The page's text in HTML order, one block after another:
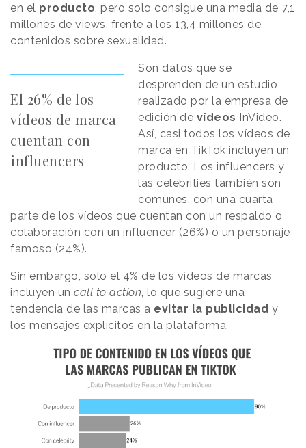
en el producto , pero solo consigue una media de 7,1
millones de views, frente a los 13,4 millones de
contenidos sobre sexualidad.
El 26% de los
vídeos de marca
cuentan con
influencers
Son datos que se
desprenden de un estudio
realizado por la empresa de
edición de vídeos InVideo.
Así, casi todos los vídeos de
marca en TikTok incluyen un
producto. Los influencers y
las celebrities también son
comunes, con una cuarta
parte de los vídeos que cuentan con un respaldo o
colaboración con un influencer (26%) o un personaje
famoso (24%).
Sin embargo, solo el 4% de los vídeos de marcas
incluyen un call to action , lo que sugiere una
tendencia de las marcas a evitar la publicidad y
los mensajes explícitos en la plataforma.